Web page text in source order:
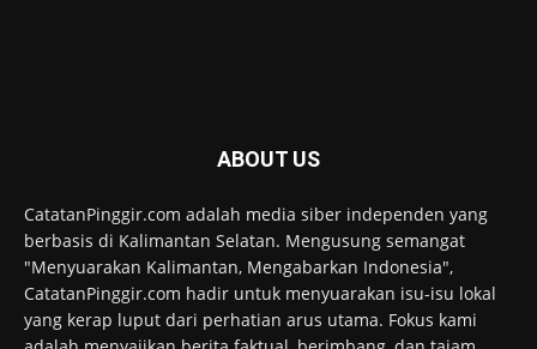
ABOUT US
CatatanPinggir.com adalah media siber independen yang
berbasis di Kalimantan Selatan. Mengusung semangat
"Menyuarakan Kalimantan, Mengabarkan Indonesia",
CatatanPinggir.com hadir untuk menyuarakan isu-isu lokal
yang kerap luput dari perhatian arus utama. Fokus kami